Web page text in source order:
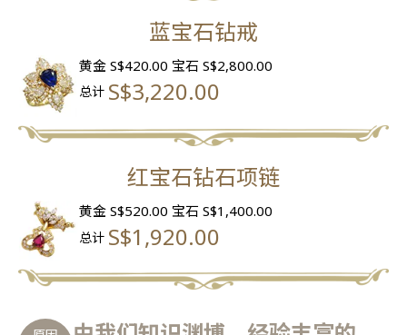
蓝宝石钻戒
黄金 S$420.00 宝石 S$2,800.00
总计 S$3,220.00
红宝石钻石项链
黄金 S$520.00 宝石 S$1,400.00
总计 S$1,920.00